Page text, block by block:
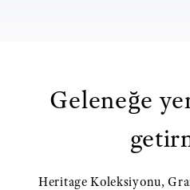
Geleneğe
Heritage Koleksiyonu,